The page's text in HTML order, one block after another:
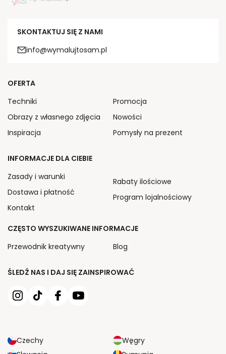
SKONTAKTUJ SIĘ Z NAMI
info@wymalujtosam.pl
ŚLEDŹ NAS I DAJ SIĘ ZAINSPIROWAĆ
Czechy
Węgry
OFERTA
Techniki
Obrazy z własnego zdjęcia
Inspiracja
Promocja
Nowości
Pomysły na prezent
INFORMACJE DLA CIEBIE
Zasady i warunki
Dostawa i płatność
Kontakt
Rabaty ilościowe
Program lojalnościowy
CZĘSTO WYSZUKIWANE INFORMACJE
Przewodnik kreatywny
Blog